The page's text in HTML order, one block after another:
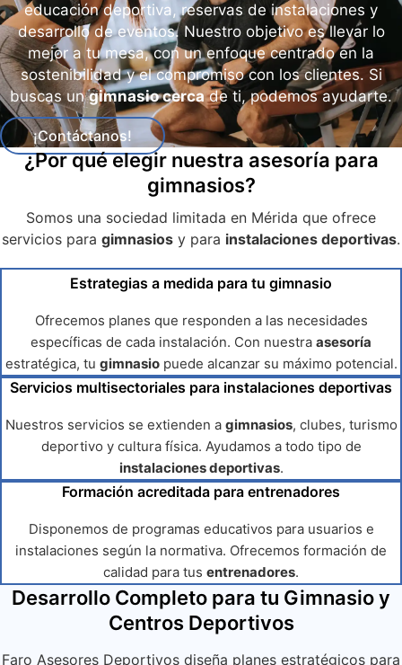
educación deportiva, reservas de instalaciones y
desarrollo de eventos. Nuestro objetivo es llevar lo
mejor a tu mesa, con un enfoque centrado en la
sostenibilidad y el compromiso con los clientes. Si
buscas ungimnasio cercade ti, podemos ayudarte.
¡Contáctanos!
¿Por qué elegir nuestra asesoría para
gimnasios?
Somos una sociedad limitada en Mérida que ofrece
servicios para gimnasios y para instalaciones deportivas.
Estrategias a medida para tu gimnasio
Ofrecemos planes que responden a las necesidades
específicas de cada instalación. Con nuestra asesoría
estratégica, tu gimnasiopuede alcanzar su máximo potencial.
Servicios multisectoriales para instalaciones deportivas
Nuestros servicios se extienden a gimnasios, clubes, turismo
deportivo y cultura física. Ayudamos a todo tipo de
instalaciones deportivas.
Formación acreditada para entrenadores
Disponemos de programas educativos para usuarios e
instalaciones según la normativa. Ofrecemos formación de
calidad para tus entrenadores.
Desarrollo Completo para tu Gimnasio y
Centros Deportivos
Faro Asesores Deportivos diseña planes estratégicos para